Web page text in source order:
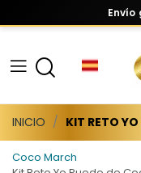
INICIO KIT RETO
Coco March